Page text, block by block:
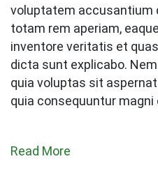
voluptatem accusantium
totam rem aperiam,
inventore veritatis et
dicta sunt explicabo.
quia voluptas sit
quia consequuntur magni
Read More